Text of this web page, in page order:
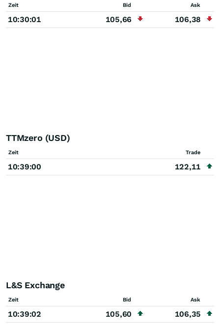
Zeit Bid Ask
10:30:01 105,66 106,38
TTMzero (USD)
Zeit Trade
10:39:00 122,11
L&S Exchange
Zeit Bid Ask
10:39:02 105,60 106,35